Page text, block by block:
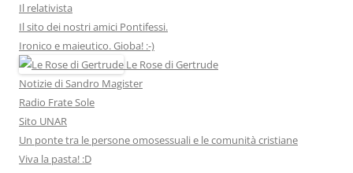
Il relativista
Il sito dei nostri amici Pontifessi.
Ironico e maieutico. Gioba! :-)
Le Rose di Gertrude
Notizie di Sandro Magister
Radio Frate Sole
Sito UNAR
Un ponte tra le persone omosessuali e le comunità cristiane
Viva la pasta! :D